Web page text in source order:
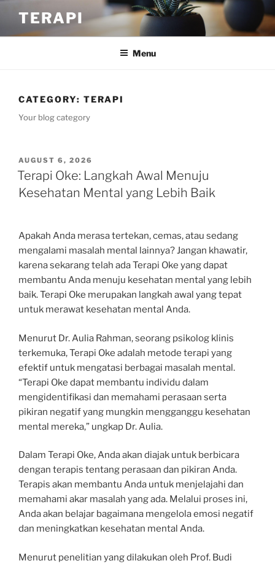
content
TERAPI
Menu
CATEGORY: TERAPI
Your blog category
POSTED
ON
AUGUST 6, 2026
Terapi Oke: Langkah Awal Menuju
Kesehatan Mental yang Lebih Baik
Apakah Anda merasa tertekan, cemas, atau sedang
mengalami masalah mental lainnya? Jangan khawatir,
karena sekarang telah ada Terapi Oke yang dapat
membantu Anda menuju kesehatan mental yang lebih
baik. Terapi Oke merupakan langkah awal yang tepat
untuk merawat kesehatan mental Anda.
Menurut Dr. Aulia Rahman, seorang psikolog klinis
terkemuka, Terapi Oke adalah metode terapi yang
efektif untuk mengatasi berbagai masalah mental.
“Terapi Oke dapat membantu individu dalam
mengidentifikasi dan memahami perasaan serta
pikiran negatif yang mungkin mengganggu kesehatan
mental mereka,” ungkap Dr. Aulia.
Dalam Terapi Oke, Anda akan diajak untuk berbicara
dengan terapis tentang perasaan dan pikiran Anda.
Terapis akan membantu Anda untuk menjelajahi dan
memahami akar masalah yang ada. Melalui proses ini,
Anda akan belajar bagaimana mengelola emosi negatif
dan meningkatkan kesehatan mental Anda.
Menurut penelitian yang dilakukan oleh Prof. Budi